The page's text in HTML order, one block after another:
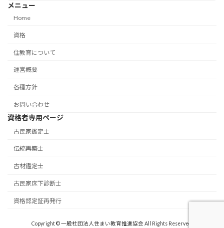
メニュー
Home
資格
住教育について
運営概要
各種方針
お問い合わせ
資格者専用ページ
古民家鑑定士
伝統再築士
古材鑑定士
古民家床下診断士
資格認定証再発行
Copyright © 一般社団法人住まい教育推進協会 All Rights Reserved.